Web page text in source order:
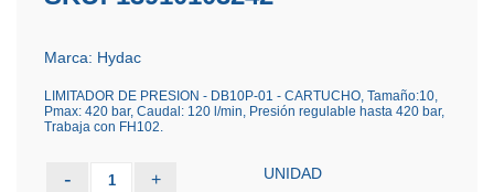
Marca: Hydac
LIMITADOR DE PRESION - DB10P-01 - CARTUCHO, Tamaño:10,
Pmax: 420 bar, Caudal: 120 l/min, Presión regulable hasta 420 bar,
Trabaja con FH102.
- 1 + UNIDAD